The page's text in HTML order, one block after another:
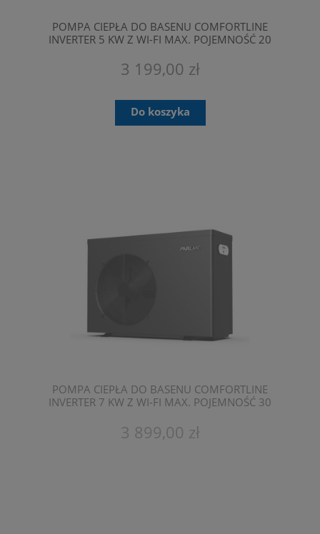
POMPA CIEPŁA DO BASENU COMFORTLINE
INVERTER 5 KW Z WI-FI MAX. POJEMNOŚĆ 20
BPNR05
3 199,00 zł
Do koszyka
POMPA CIEPŁA DO BASENU COMFORTLINE
INVERTER 7 KW Z WI-FI MAX. POJEMNOŚĆ 30
BPNR07
3 899,00 zł